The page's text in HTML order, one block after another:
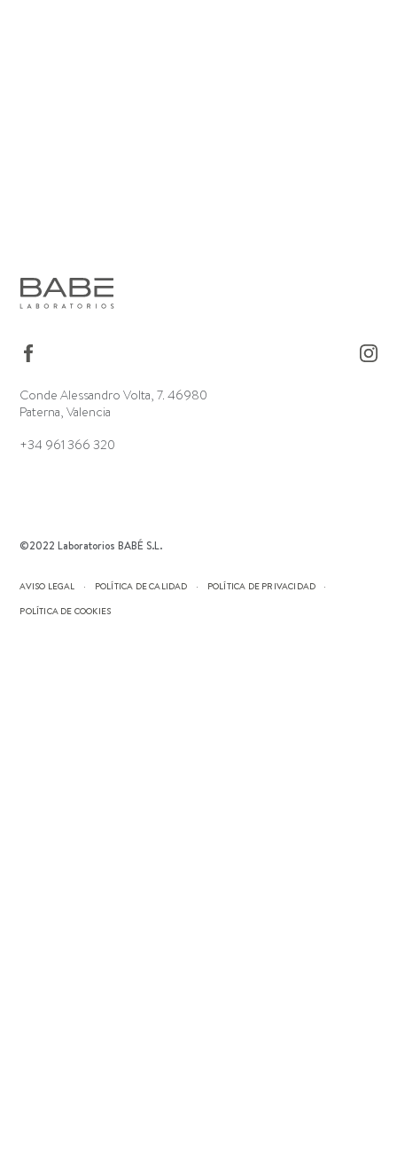
Conde Alessandro Volta, 7. 46980
Paterna, Valencia
+34 961 366 320
©2022 Laboratorios BABÉ S.L.
AVISO LEGAL POLÍTICA DE CALIDAD
POLÍTICA DE PRIVACIDAD
POLÍTICA DE COOKIES